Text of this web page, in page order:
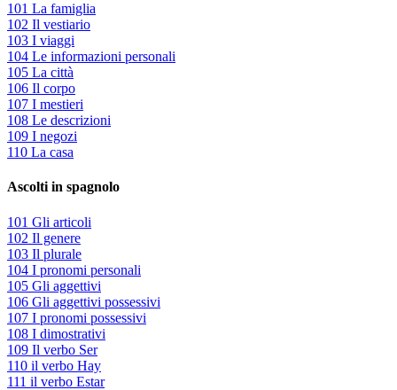
101 La famiglia
102 Il vestiario
103 I viaggi
104 Le informazioni personali
105 La città
106 Il corpo
107 I mestieri
108 Le descrizioni
109 I negozi
110 La casa
Ascolti in spagnolo
101 Gli articoli
102 Il genere
103 Il plurale
104 I pronomi personali
105 Gli aggettivi
106 Gli aggettivi possessivi
107 I pronomi possessivi
108 I dimostrativi
109 Il verbo Ser
110 il verbo Hay
111 il verbo Estar